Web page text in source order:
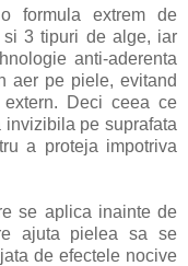
formula extrem de
si 3 tipuri de alge, iar
anti-aderenta
aer pe piele, evitand
Deci ceea ce
invizibila pe suprafata
a proteja impotriva
se aplica inainte de
ajuta pielea sa se
de efectele nocive